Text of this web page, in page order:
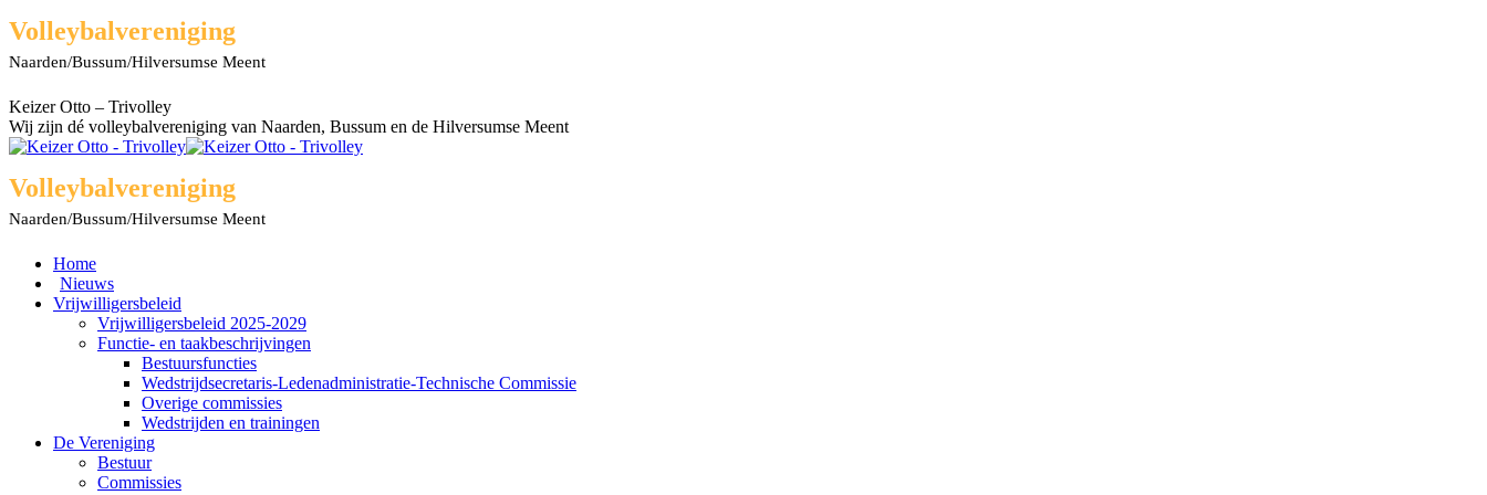
Spring
naar
content
Facebook
page
opens
new
window
X
page
opens
new
window
Rss
page
opens
new
window
YouTube
page
opens
new
window
Volleybalvereniging
Naarden/Bussum/Hilversumse Meent
Keizer Otto – Trivolley
Wij zijn dé volleybalvereniging van Naarden, Bussum en de Hilversumse Meent
Volleybalvereniging
Naarden/Bussum/Hilversumse Meent
Home
Nieuws
Vrijwilligersbeleid
Vrijwilligersbeleid 2025-2029
Functie- en taakbeschrijvingen
Bestuursfuncties
Wedstrijdsecretaris-Ledenadministratie-Technische Commissie
Overige commissies
Wedstrijden en trainingen
De Vereniging
Bestuur
Commissies